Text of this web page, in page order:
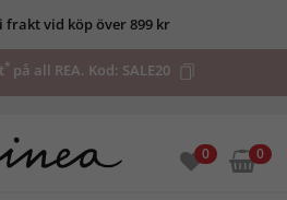
vid köp över 899 kr
*på all REA. Kod: SALE20
0 0